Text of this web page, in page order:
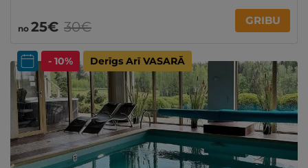
no 25€ 30€ GRIBU
- 10% Derīgs Arī VASARĀ